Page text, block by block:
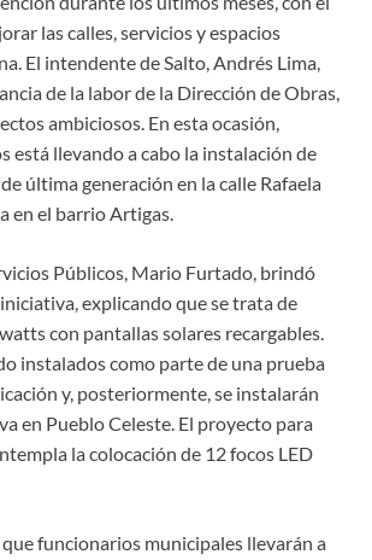
las calles, servicios y espacios
El intendente de Salto, Andrés Lima,
de la labor de la Dirección de Obras,
ambiciosos. En esta ocasión,
está llevando a cabo la instalación de
última generación en la calle Rafaela
en el barrio Artigas.
Públicos, Mario Furtado, brindó
explicando que se trata de
con pantallas solares recargables.
instalados como parte de una prueba
y, posteriormente, se instalarán
en Pueblo Celeste. El proyecto para
la colocación de 12 focos LED
funcionarios municipales llevarán a